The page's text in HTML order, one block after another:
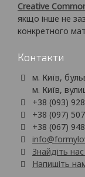
Creative
якщо інше не
конкретного
Контакти
м. Київ,
м. Київ,
+38 (093)
+38 (097)
+38 (067)
Знайдіть
Напишіть